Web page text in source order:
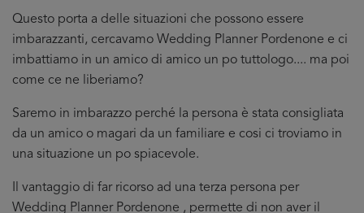
Questo porta a delle situazioni che possono essere
imbarazzanti, cercavamo Wedding Planner Pordenone e ci
imbattiamo in un amico di amico un po tuttologo.... ma poi
come ce ne liberiamo?
Saremo in imbarazzo perché la persona è stata consigliata
da un amico o magari da un familiare e cosi ci troviamo in
una situazione un po spiacevole.
Il vantaggio di far ricorso ad una terza persona per
Wedding Planner Pordenone , permette di non aver il